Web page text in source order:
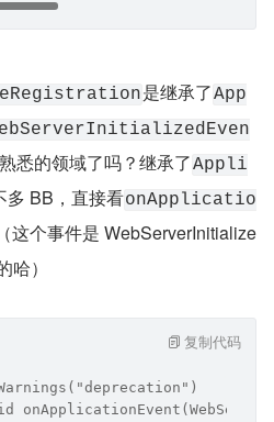
是继承了App
悉的领域了吗？继承了Appli
多 BB，直接看onApplicatio
这个事件是 WebServerInitialize
）
复制代码